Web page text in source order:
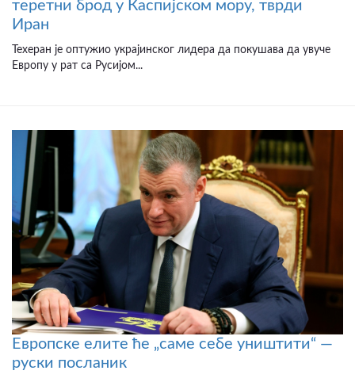
теретни брод у Каспијском мору, тврди
Иран
Техеран је оптужио украјинског лидера да покушава да увуче
Европу у рат са Русијом...
Европске елите ће „саме себе уништити“ —
руски посланик